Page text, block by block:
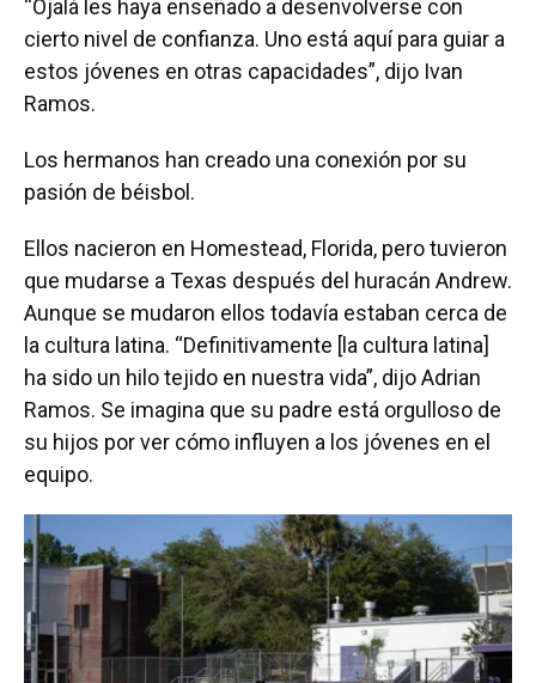
“Ojalá les haya enseñado a desenvolverse con
cierto nivel de confianza. Uno está aquí para guiar a
estos jóvenes en otras capacidades”, dijo Ivan
Ramos.
Los hermanos han creado una conexión por su
pasión de béisbol.
Ellos nacieron en Homestead, Florida, pero tuvieron
que mudarse a Texas después del huracán Andrew.
Aunque se mudaron ellos todavía estaban cerca de
la cultura latina. “Definitivamente [la cultura latina]
ha sido un hilo tejido en nuestra vida”, dijo Adrian
Ramos. Se imagina que su padre está orgulloso de
su hijos por ver cómo influyen a los jóvenes en el
equipo.